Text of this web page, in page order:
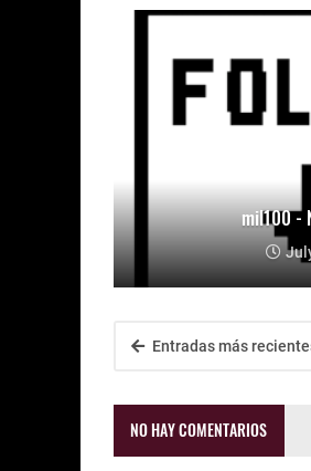
mil100 -
Entradas más
NO HAY COMENTARIOS